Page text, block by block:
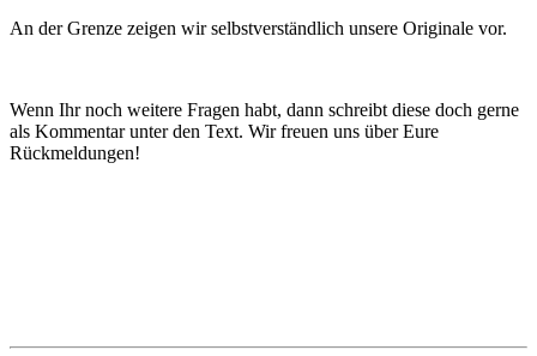
An der Grenze zeigen wir selbstverständlich unsere Originale vor.
Wenn Ihr noch weitere Fragen habt, dann schreibt diese doch gerne
als Kommentar unter den Text. Wir freuen uns über Eure
Rückmeldungen!